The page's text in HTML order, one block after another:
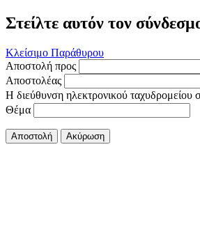
Στείλτε αυτόν τον
Κλείσιμο Παράθυρου
Αποστολή προς
Αποστολέας
Η διεύθυνση ηλεκτρονικού ταχυδρομείου
Θέμα
Αποστολή Ακύρωση